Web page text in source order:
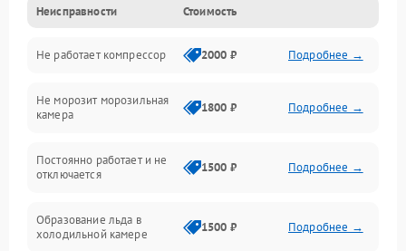
Механика
Электропитание
Дренаж
Неисправности Стоимость
Не работает компрессор 2000 ₽ Подробнее →
Не морозит морозильная
камера
1800 ₽ Подробнее →
Постоянно работает и не
отключается
1500 ₽ Подробнее →
Образование льда в
холодильной камере
1500 ₽ Подробнее →